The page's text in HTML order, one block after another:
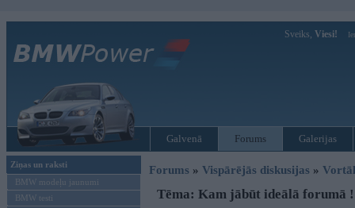
Sveiks, Viesi!
Galvenā Forums Galerijas
Ziņas un raksti
BMW modeļu jaunumi
BMW testi
Forums » Vispārējās diskusijas »
Tēma: Kam jābūt ideālā forumā